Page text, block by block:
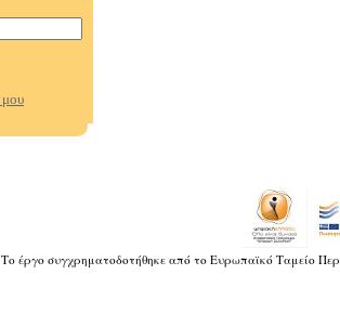
Το έργο συγχρηματοδοτήθηκε από το Ευρωπαϊκό Ταμείο